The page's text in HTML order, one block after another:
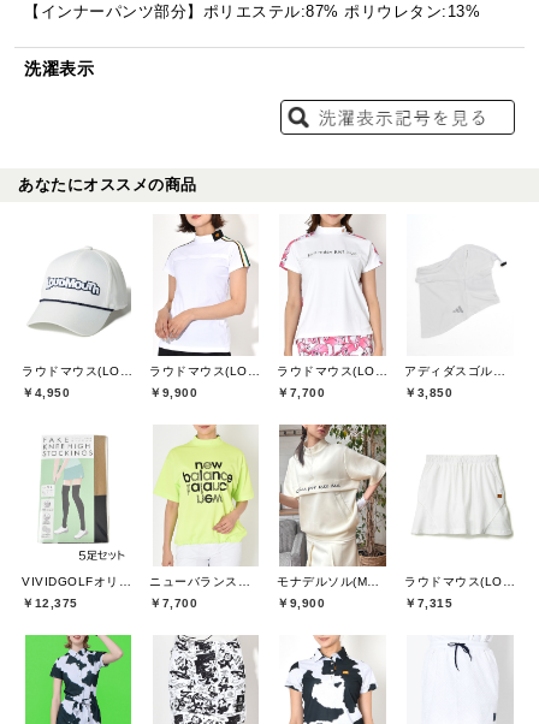
【インナーパンツ部分】ポリエステル:87% ポリウレタン:13%
洗濯表示
あなたにオススメの商品
￥4,950
￥9,900
￥7,700
￥3,850
￥12,375
￥7,700
￥9,900
￥7,315